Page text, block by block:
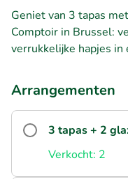
Geniet van 3 tapas
Comptoir in Brussel:
verrukkelijke hapjes
Arrangementen
3 tapas + 2
Verkocht: 2